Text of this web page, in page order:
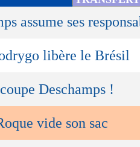
assume ses
libère le Brésil
Deschamps !
vide son sac